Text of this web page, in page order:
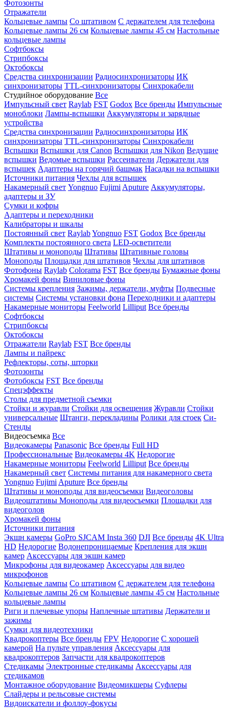
Фотозонты
Отражатели
Кольцевые лампы Со штативом С держателем для телефона
Кольцевые лампы 26 см Кольцевые лампы 45 см Настольные
кольцевые лампы
Софтбоксы
Стрипбоксы
Октобоксы
Средства синхронизации Радиосинхронизаторы ИК
синхронизаторы TTL-синхронизаторы Синхрокабели
Студийное оборудование Все
Импульсный свет Raylab FST Godox Все бренды Импульсные
моноблоки Лампы-вспышки Аккумуляторы и зарядные
устройства
Средства синхронизации Радиосинхронизаторы ИК
синхронизаторы TTL-синхронизаторы Синхрокабели
Вспышки Вспышки для Canon Вспышки для Nikon Ведущие
вспышки Ведомые вспышки Рассеиватели Держатели для
вспышек Адаптеры на горячий башмак Насадки на вспышки
Источники питания Чехлы для вспышек
Накамерный свет Yongnuo Fujimi Aputure Аккумуляторы,
адаптеры и ЗУ
Сумки и кофры
Адаптеры и переходники
Калибраторы и шкалы
Постоянный свет RaylabYongnuo FST Godox Все бренды
Комплекты постоянного света LED-осветители
Штативы и моноподы Штативы Штативные головы
Моноподы Площадки для штативов Чехлы для штативов
Фотофоны Raylab Colorama FST Все бренды Бумажные фоны
Хромакей фоны Виниловые фоны
Системы крепления Зажимы, держатели, муфты Подвесные
системы Системы установки фона Переходники и адаптеры
Накамерные мониторы Feelworld Lilliput Все бренды
Софтбоксы
Стрипбоксы
Октобоксы
Отражатели Raylab FST Все бренды
Лампы и пайрекс
Рефлекторы, соты, шторки
Фотозонты
Фотобоксы FST Все бренды
Спецэффекты
Столы для предметной съемки
Стойки и журавли Стойки для освещения Журавли Стойки
универсальные Штанги, перекладины Ролики для стоек Си-
Стенды
Видеосъемка Все
Видеокамеры Panasonic Все бренды Full HD
Профессиональные Видеокамеры 4K Недорогие
Накамерные мониторы Feelworld Lilliput Все бренды
Накамерный свет Системы питания для накамерного света
Yongnuo Fujimi Aputure Все бренды
Штативы и моноподы для видеосъемки Видеоголовы
Видеоштативы Моноподы для видеосъемки Площадки для
видеоголов
Хромакей фоны
Источники питания
Экшн камеры GoPro SJCAM Insta 360 DJI Все бренды 4K Ultra
HD Недорогие Водонепроницаемые Крепления для экшн
камер Аксессуары для экшн камер
Микрофоны для видеокамер Аксессуары для видео
микрофонов
Кольцевые лампы Со штативом C держателем для телефона
Кольцевые лампы 26 см Кольцевые лампы 45 см Настольные
кольцевые лампы
Риги и плечевые упоры Наплечные штативы Держатели и
зажимы
Сумки для видеотехники
Квадрокоптеры Все бренды FPV Недорогие С хорошей
камерой На пульте управления Аксессуары для
квадрокоптеров Запчасти для квадрокоптеров
Стедикамы Электронные стедикамы Аксессуары для
стедикамов
Монтажное оборудование Видеомикшеры Суфлеры
Слайдеры и рельсовые системы
Видоискатели и фоллоу-фокусы